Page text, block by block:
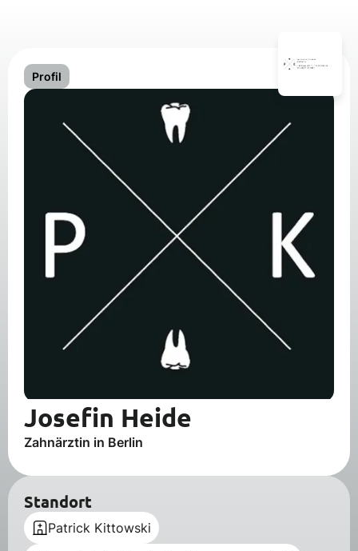
Profil
Josefin Heide
Zahnärztin in Berlin
Standort
Patrick Kittowski